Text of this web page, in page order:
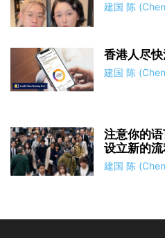
建国 陈
香港人尽
建国 陈
注意你的
设立新的
建国 陈